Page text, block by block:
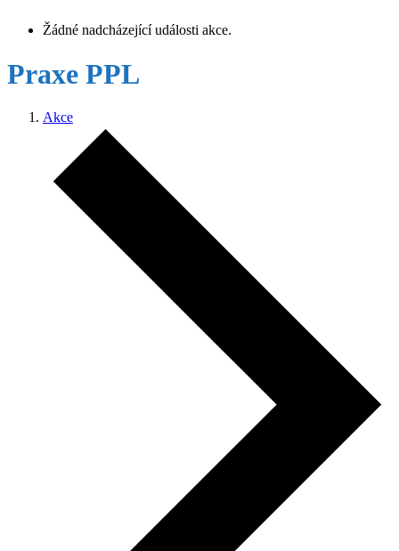
Žádné nadcházející události akce.
Praxe PPL
Akce